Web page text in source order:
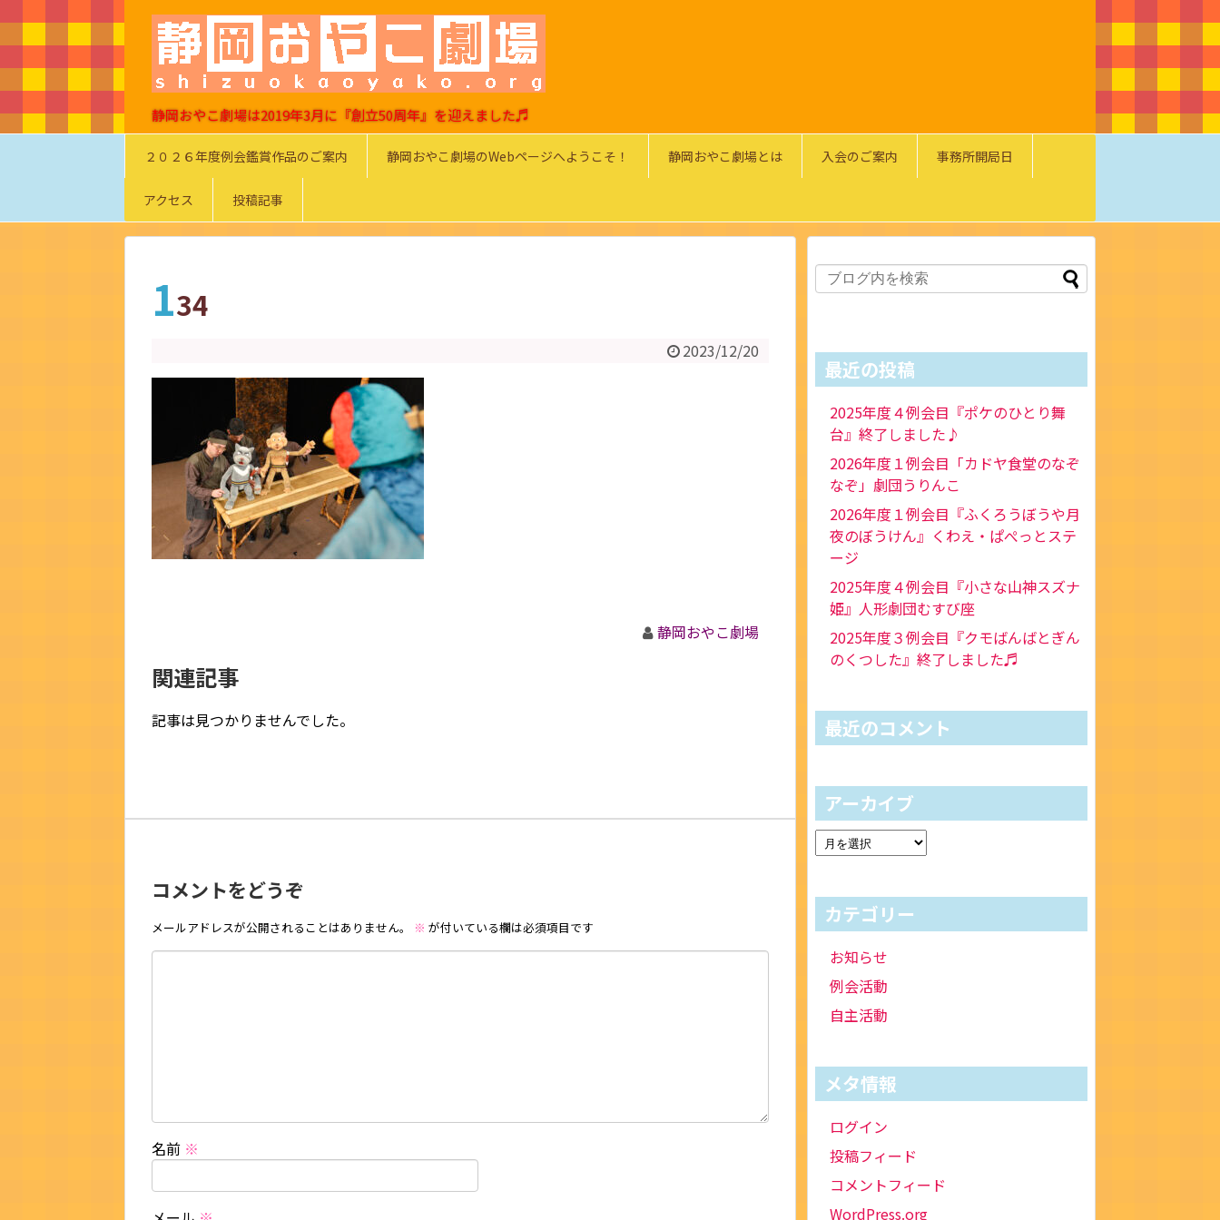
静岡おやこ劇場は2019年3月に『創立50周年』を迎えました♬
２０２６年度例会鑑賞作品のご案内 静岡おやこ劇場のWebページへようこそ！ 静岡おやこ劇場とは 入会のご案内 事務所開局日
アクセス 投稿記事
134
2023/12/20
静岡おやこ劇場
関連記事
記事は見つかりませんでした。
コメントをどうぞ
メールアドレスが公開されることはありません。 ※ が付いている欄は必須項目です
名前 ※
最近の投稿
2025年度４例会目『ポケのひとり舞
台』終了しました♪
2026年度１例会目「カドヤ食堂のなぞ
なぞ」劇団うりんこ
2026年度１例会目『ふくろうぼうや月
夜のぼうけん』くわえ・ぱぺっとステ
ージ
2025年度４例会目『小さな山神スズナ
姫』人形劇団むすび座
2025年度３例会目『クモばんばとぎん
のくつした』終了しました♬
最近のコメント
アーカイブ
カテゴリー
お知らせ
例会活動
自主活動
メタ情報
ログイン
投稿フィード
コメントフィード
WordPress.org